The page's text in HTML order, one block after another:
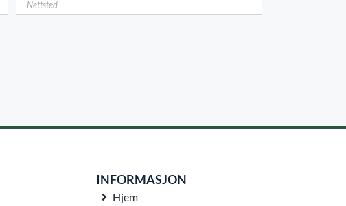
INFORMASJON
Hjem